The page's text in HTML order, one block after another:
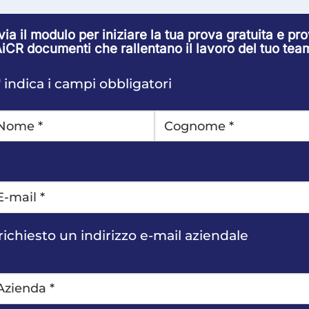
il modulo per iniziare la tua prova gratuita e
documenti che rallentano il lavoro del tuo
indica i campi obbligatori
*
un indirizzo e-mail aziendale
*